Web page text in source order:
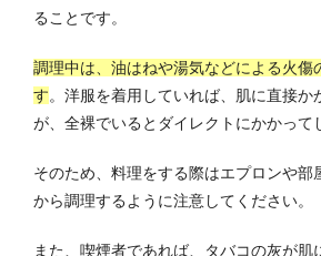
ることです。
調理中は、油はねや湯気などによる火傷
す。 洋服を着用していれば、肌に直接か
が、全裸でいるとダイレクトにかかって
そのため、料理をする際はエプロンや部
から調理するように注意してください。
また、喫煙者であれば、タバコの灰が肌